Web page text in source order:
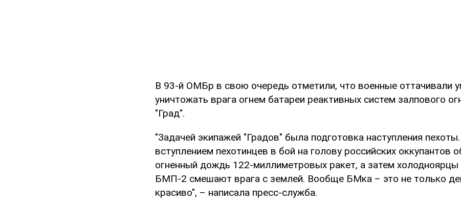
В 93-й ОМБр в свою очередь отметили, что военные оттачивали
уничтожать врага огнем батареи реактивных систем залпового
"Град".
"Задачей экипажей "Градов" была подготовка наступления
вступлением пехотинцев в бой на голову российских оккупантов
огненный дождь 122-миллиметровых ракет, а затем холодноярцы
БМП-2 смешают врага с землей. Вообще БМка – это не только
красиво", – написала пресс-служба.